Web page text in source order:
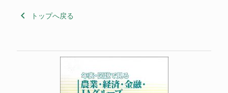
keyboard_arrow_left トップへ戻る